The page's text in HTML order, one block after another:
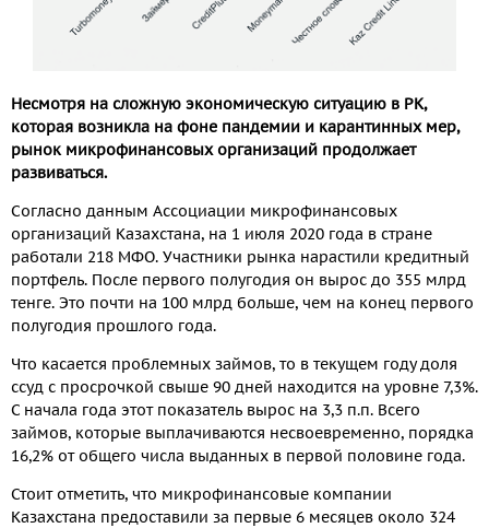
Несмотря на сложную экономическую ситуацию в РК,
которая возникла на фоне пандемии и карантинных мер,
рынок микрофинансовых организаций продолжает
развиваться.
Согласно данным Ассоциации микрофинансовых
организаций Казахстана, на 1 июля 2020 года в стране
работали 218 МФО. Участники рынка нарастили кредитный
портфель. После первого полугодия он вырос до 355 млрд
тенге. Это почти на 100 млрд больше, чем на конец первого
полугодия прошлого года.
Что касается проблемных займов, то в текущем году доля
ссуд с просрочкой свыше 90 дней находится на уровне 7,3%.
С начала года этот показатель вырос на 3,3 п.п. Всего
займов, которые выплачиваются несвоевременно, порядка
16,2% от общего числа выданных в первой половине года.
Стоит отметить, что микрофинансовые компании
Казахстана предоставили за первые 6 месяцев около 324